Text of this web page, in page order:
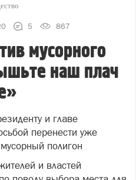
5 867
мусорного
наш плач
и главе
перенести уже
полигон
и властей